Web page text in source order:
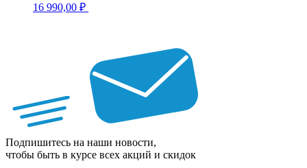
16 990,00 ₽
Подпишитесь на наши новости,
чтобы быть в курсе всех акций и скидок